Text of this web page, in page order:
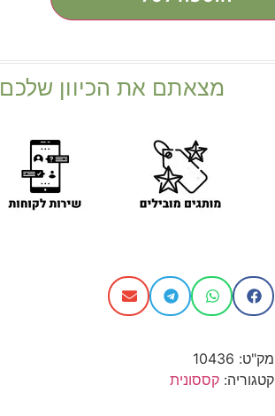
מצאתם את הכיוון שלכם
מק"ט: 10436
קטגוריה: קססונית